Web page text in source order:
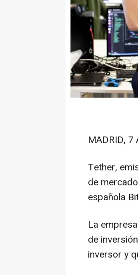
MADRID, 7
Tether,
de
española
La
de
inversor y